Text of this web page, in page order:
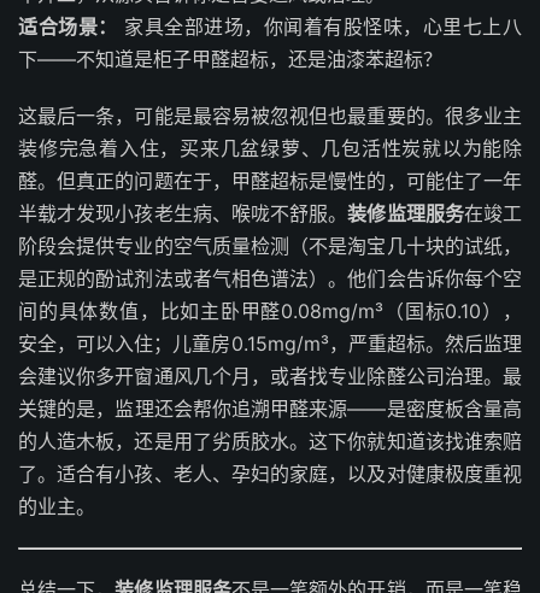
适合场景：
家具全部进场，你闻着有股怪味，心里七上八
下——不知道是柜子甲醛超标，还是油漆苯超标？
这最后一条，可能是最容易被忽视但也最重要的。很多业主
装修完急着入住，买来几盆绿萝、几包活性炭就以为能除
醛。但真正的问题在于，甲醛超标是慢性的，可能住了一年
半载才发现小孩老生病、喉咙不舒服。装修监理服务在竣工
阶段会提供专业的空气质量检测（不是淘宝几十块的试纸，
是正规的酚试剂法或者气相色谱法）。他们会告诉你每个空
间的具体数值，比如主卧甲醛0.08mg/m³（国标0.10），
安全，可以入住；儿童房0.15mg/m³，严重超标。然后监理
会建议你多开窗通风几个月，或者找专业除醛公司治理。最
关键的是，监理还会帮你追溯甲醛来源——是密度板含量高
的人造木板，还是用了劣质胶水。这下你就知道该找谁索赔
了。适合有小孩、老人、孕妇的家庭，以及对健康极度重视
的业主。